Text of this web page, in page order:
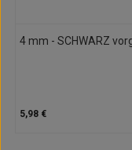
4 mm - SCHWARZ
5,98 €